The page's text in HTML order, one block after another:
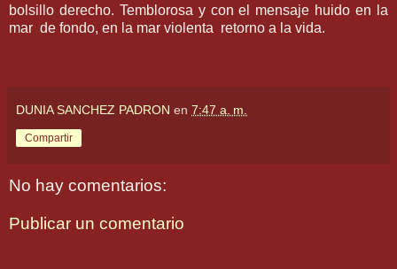
bolsillo derecho. Temblorosa y con el mensaje huido en la
mar de fondo, en la mar violenta retorno a la vida.
DUNIA SANCHEZ PADRON en 7:47 a. m.
Compartir
No hay comentarios:
Publicar un comentario